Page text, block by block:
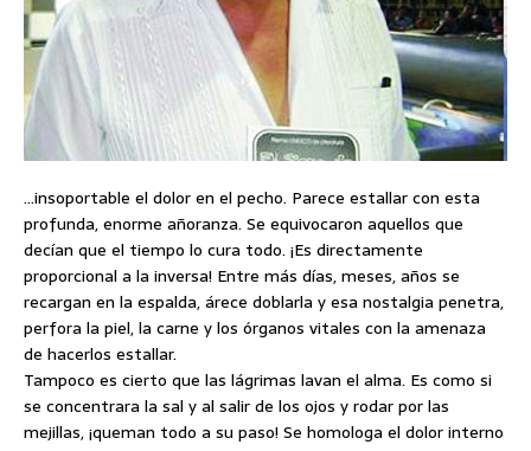
…insoportable el dolor en el pecho. Parece estallar con esta
profunda, enorme añoranza. Se equivocaron aquellos que
decían que el tiempo lo cura todo. ¡Es directamente
proporcional a la inversa! Entre más días, meses, años se
recargan en la espalda, árece doblarla y esa nostalgia penetra,
perfora la piel, la carne y los órganos vitales con la amenaza
de hacerlos estallar.
Tampoco es cierto que las lágrimas lavan el alma. Es como si
se concentrara la sal y al salir de los ojos y rodar por las
mejillas, ¡queman todo a su paso! Se homologa el dolor interno